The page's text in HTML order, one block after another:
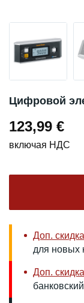
Цифровой
123,99 €
включая НДС
Доп.
для новых
Доп.